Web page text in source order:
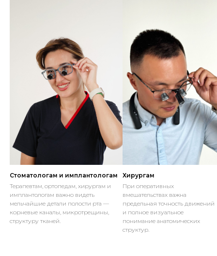
Стоматологам и имплантологам
Терапевтам, ортопедам, хирургам и
имплантологам важно видеть
мельчайшие детали полости рта —
корневые каналы, микротрещины,
структуру тканей.
Хирургам
При оперативных
вмешательствах важна
предельная точность движений
и полное визуальное
понимание анатомических
структур.